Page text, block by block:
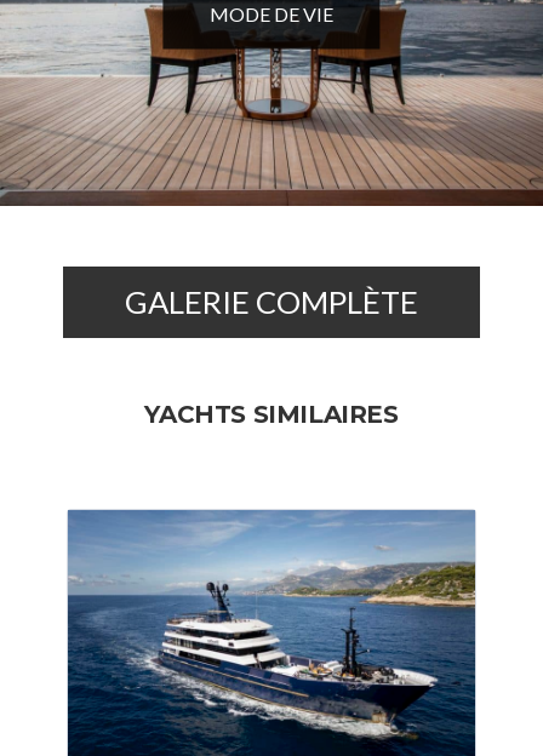
MODE DE VIE
GALERIE COMPLÈTE
YACHTS SIMILAIRES